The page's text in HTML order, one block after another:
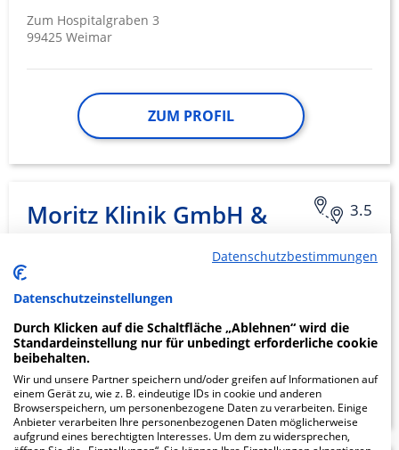
Zum Hospitalgraben 3
99425 Weimar
ZUM PROFIL
3.5
Moritz Klinik GmbH &
07639 Bad Klosterlausnitz
ZUM PROFIL
Datenschutzbestimmungen
Datenschutzeinstellungen
Durch Klicken auf die Schaltfläche „Ablehnen“ wird die
Standardeinstellung nur für unbedingt erforderliche cookie
beibehalten.
Wir und unsere Partner speichern und/oder greifen auf Informationen auf
einem Gerät zu, wie z. B. eindeutige IDs in cookie und anderen
Browserspeichern, um personenbezogene Daten zu verarbeiten. Einige
Anbieter verarbeiten Ihre personenbezogenen Daten möglicherweise
aufgrund eines berechtigten Interesses. Um dem zu widersprechen,